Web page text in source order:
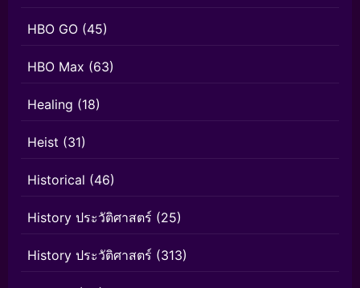
HBO GO (45)
HBO Max (63)
Healing (18)
Heist (31)
Historical (46)
History ประวัติศาสตร์ (25)
History ประวัติศาสตร์ (313)